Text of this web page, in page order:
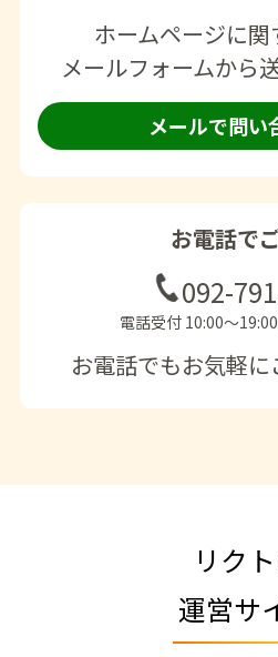
ホームページに
メールフォームから
メールで問い
お電話で
092-
電話受付 10:00〜
お電話でもお気軽
リク
運営サ